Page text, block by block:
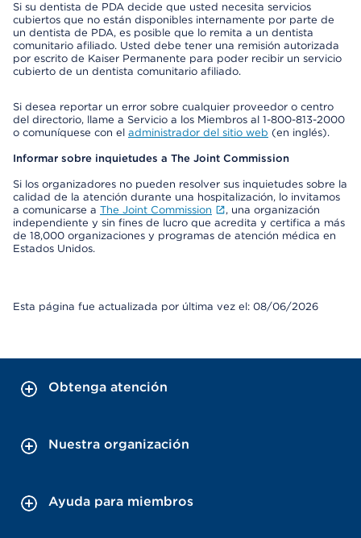
Si su dentista de PDA decide que usted necesita servicios
cubiertos que no están disponibles internamente por parte de
un dentista de PDA, es posible que lo remita a un dentista
comunitario afiliado. Usted debe tener una remisión autorizada
por escrito de Kaiser Permanente para poder recibir un servicio
cubierto de un dentista comunitario afiliado.
Si desea reportar un error sobre cualquier proveedor o centro
del directorio, llame a Servicio a los Miembros al 1-800-813-2000
o comuníquese con el administrador del sitio web (en inglés).
Informar sobre inquietudes a The Joint Commission
Si los organizadores no pueden resolver sus inquietudes sobre la
calidad de la atención durante una hospitalización, lo invitamos
a comunicarse a The Joint Commission
, una organización
independiente y sin fines de lucro que acredita y certifica a más
de 18,000 organizaciones y programas de atención médica en
Estados Unidos.
Esta página fue actualizada por última vez el: 08/06/2026
Obtenga atención
Nuestra organización
Ayuda para miembros